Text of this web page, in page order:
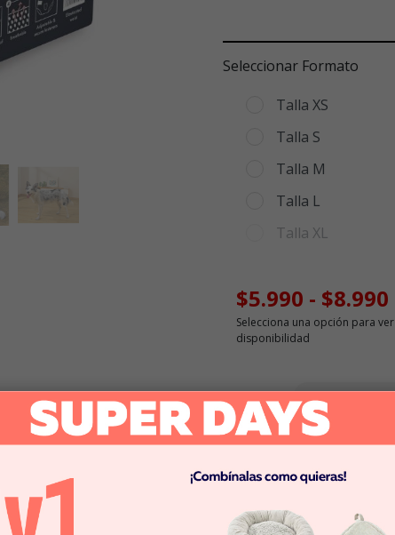
Seleccionar Formato
Talla XS
Talla S
Talla M
Talla L
Talla XL
$5.990 - $8.990
Selecciona una opción para ver
disponibilidad